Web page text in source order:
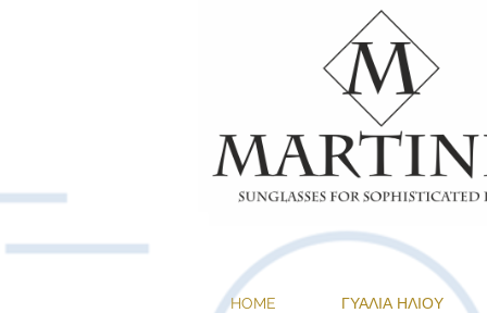
HOME ΓΥΑΛΙΑ ΗΛΙΟΥ